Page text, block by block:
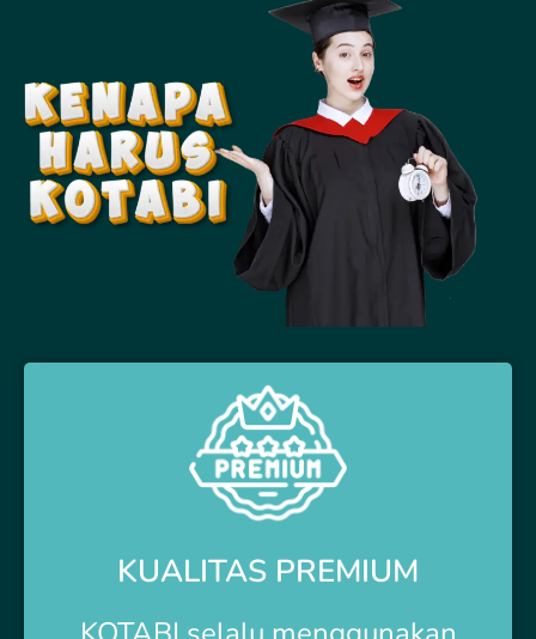
KUALITAS PREMIUM